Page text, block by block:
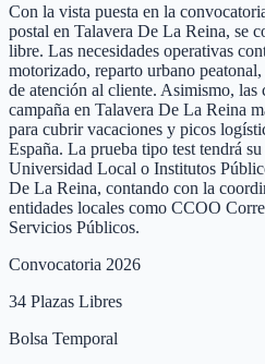
Con la vista puesta en la
postal en Talavera De La Reina, se
libre. Las necesidades operativas
motorizado, reparto urbano
de atención al cliente. Asimismo, las
campaña en Talavera De La Reina
para cubrir vacaciones y picos
España. La prueba tipo test tendrá
Universidad Local o Institutos
De La Reina, contando con la
entidades locales como CCOO
Servicios Públicos.
Convocatoria 2026
34 Plazas Libres
Bolsa Temporal